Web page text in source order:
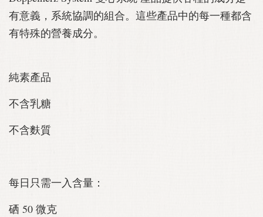
有意義，系統協調的組合。這些產品中的每一種都含
有特殊的營養成分。
純素產品
不含乳糖
不含麩質
每日只需一入含量：
硒 50 微克